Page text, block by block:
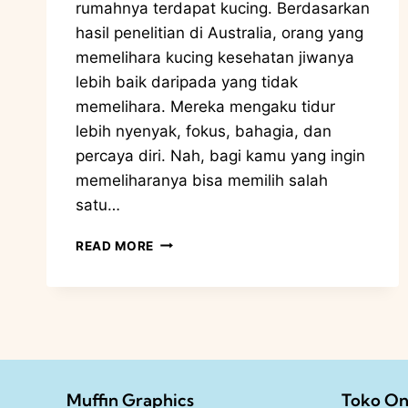
rumahnya terdapat kucing. Berdasarkan
hasil penelitian di Australia, orang yang
memelihara kucing kesehatan jiwanya
lebih baik daripada yang tidak
memelihara. Mereka mengaku tidur
lebih nyenyak, fokus, bahagia, dan
percaya diri. Nah, bagi kamu yang ingin
memeliharanya bisa memilih salah
satu…
READ MORE
Muffin Graphics Toko